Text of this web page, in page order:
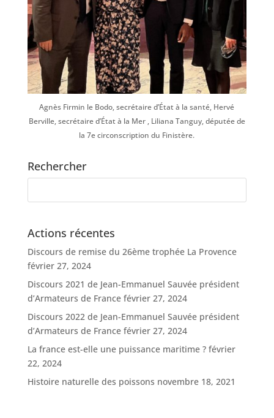
Agnès Firmin le Bodo, secrétaire d’État à la santé, Hervé
Berville, secrétaire d’État à la Mer , Liliana Tanguy, députée de
la 7e circonscription du Finistère.
Rechercher
Actions récentes
Discours de remise du 26ème trophée La Provence
février 27, 2024
Discours 2021 de Jean-Emmanuel Sauvée président
d’Armateurs de France février 27, 2024
Discours 2022 de Jean-Emmanuel Sauvée président
d’Armateurs de France février 27, 2024
La france est-elle une puissance maritime ? février
22, 2024
Histoire naturelle des poissons novembre 18, 2021